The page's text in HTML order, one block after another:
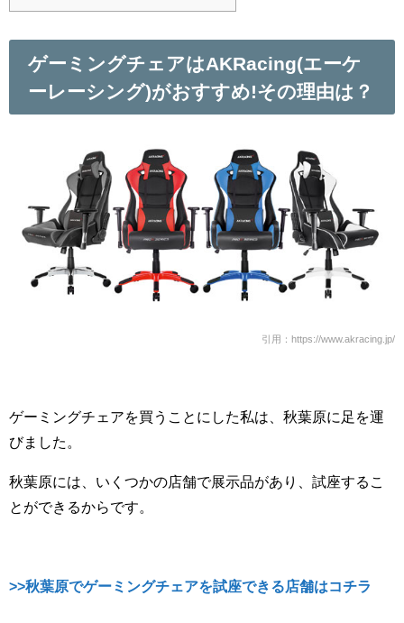
ゲーミングチェアはAKRacing(エーケ
ーレーシング)がおすすめ!その理由は？
引用：https://www.akracing.jp/
ゲーミングチェアを買うことにした私は、秋葉原に足を運
びました。
秋葉原には、いくつかの店舗で展示品があり、試座するこ
とができるからです。
>>秋葉原でゲーミングチェアを試座できる店舗はコチラ